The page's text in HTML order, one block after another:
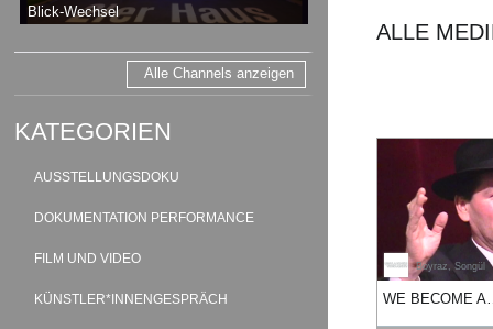
Blick-Wechsel
Alle Channels anzeigen
KATEGORIEN
AUSSTELLUNGSDOKU
DOKUMENTATION PERFORMANCE
FILM UND VIDEO
KÜNSTLER*INNENGESPRÄCH
ALLE
Boyraz, Songül
WE
01:44
12:34
02:44
04:01